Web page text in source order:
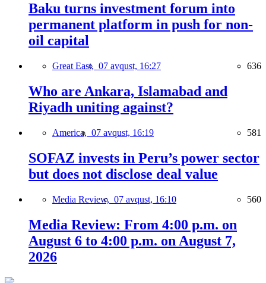
Baku turns investment forum into
permanent platform in push for non-
oil capital
Great East, 07 avqust, 16:27 636
Who are Ankara, Islamabad and
Riyadh uniting against?
America, 07 avqust, 16:19 581
SOFAZ invests in Peru’s power sector
but does not disclose deal value
Media Review, 07 avqust, 16:10 560
Media Review: From 4:00 p.m. on
August 6 to 4:00 p.m. on August 7,
2026